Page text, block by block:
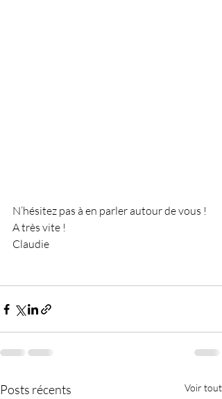
N’hésitez pas à en parler autour de vous !
A très vite !
Claudie
Posts récents Voir tout